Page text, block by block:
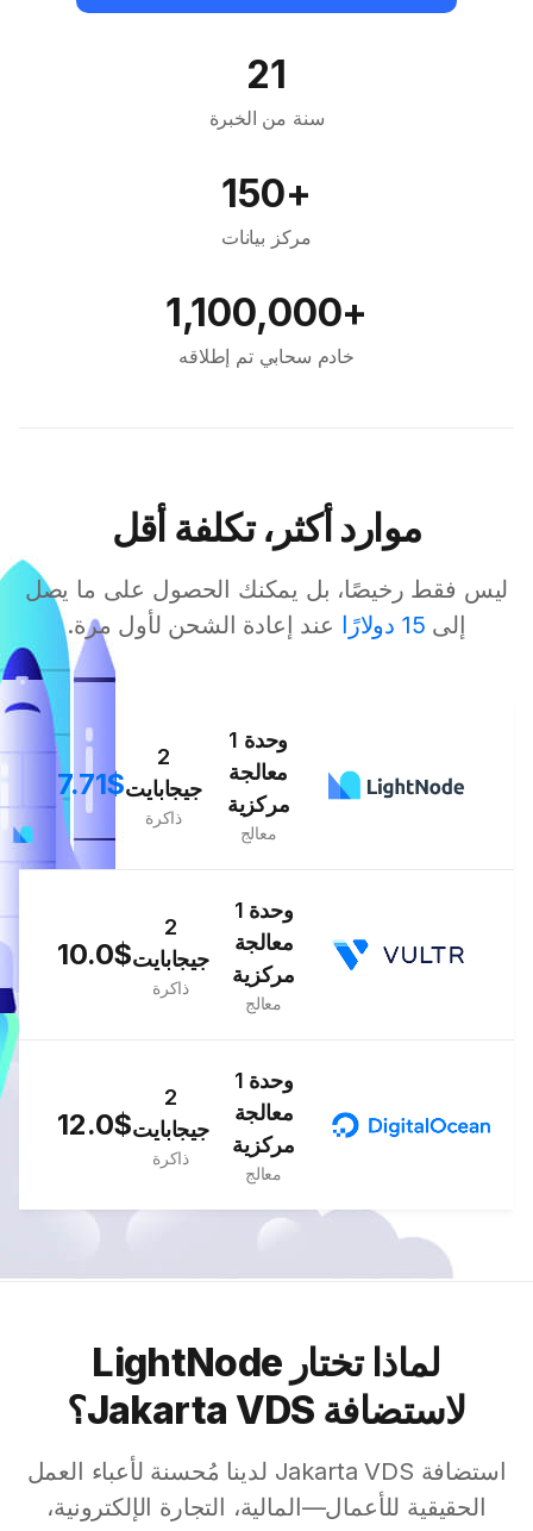
21
سنة من الخبرة
+150
مركز بيانات
+1,100,000
خادم سحابي تم إطلاقه
موارد أكثر، تكلفة أقل
ليس فقط رخيصًا، بل يمكنك الحصول على ما يصل
إلى 15 دولارًا عند إعادة الشحن لأول مرة.
7.71$
2
جيجابايت
ذاكرة
1 وحدة
معالجة
مركزية
معالج
10.0$
2
جيجابايت
ذاكرة
1 وحدة
معالجة
مركزية
معالج
12.0$
2
جيجابايت
ذاكرة
1 وحدة
معالجة
مركزية
معالج
لماذا تختار LightNode
لاستضافة Jakarta VDS؟
استضافة Jakarta VDS لدينا مُحسنة لأعباء العمل
الحقيقية للأعمال—المالية، التجارة الإلكترونية،